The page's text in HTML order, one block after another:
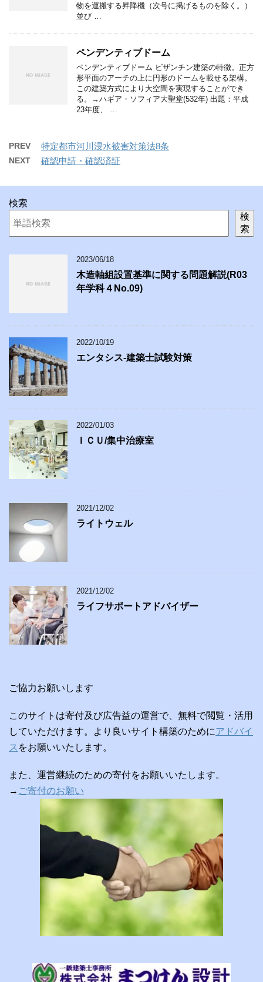
物を運搬する昇降機（次号に掲げるものを除く。）
並び …
ペンデンティブドーム
ペンデンティブドーム ビザンチン建築の特徴。正方
形平面のアーチの上に円形のドームを載せる架構。
この建築方式により大空間を実現することができ
る。→ハギア・ソフィア大聖堂(532年) 出題：平成
23年度、 …
PREV 特定都市河川浸水被害対策法8条
NEXT 確認申請・確認済証
検索
検
索
2023/06/18
木造軸組設置基準に関する問題解説(R03
年学科４No.09)
2022/10/19
エンタシス-建築士試験対策
2022/01/03
ＩＣＵ/集中治療室
2021/12/02
ライトウェル
2021/12/02
ライフサポートアドバイザー
ご協力お願いします
このサイトは寄付及び広告益の運営で、無料で閲覧・活用
していただけます。より良いサイト構築のためにアドバイ
ス をお願いいたします。
また、運営継続のための寄付をお願いいたします。
→ ご寄付のお願い